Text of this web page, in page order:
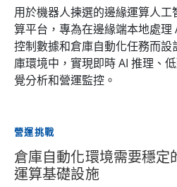
用於機器人揀選的邊緣運算人
算平台，專為在邊緣端本地處理
控制數據和倉庫自動化任務而
庫環境中，實現即時 AI 推理、
覺分析和營運監控。
營運挑戰
倉庫自動化環境需要穩定
運算基礎設施